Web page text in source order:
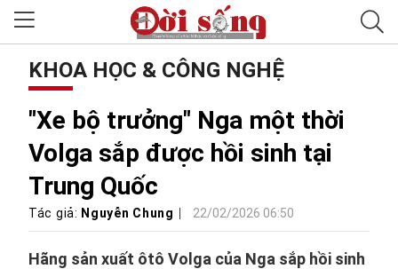
KHOA HỌC & CÔNG NGHỆ
"Xe bộ trưởng" Nga một thời
Volga sắp được hồi sinh tại
Trung Quốc
Tác giả: Nguyễn Chung 22/02/2026 06:50
Hãng sản xuất ôtô Volga của Nga sắp hồi sinh